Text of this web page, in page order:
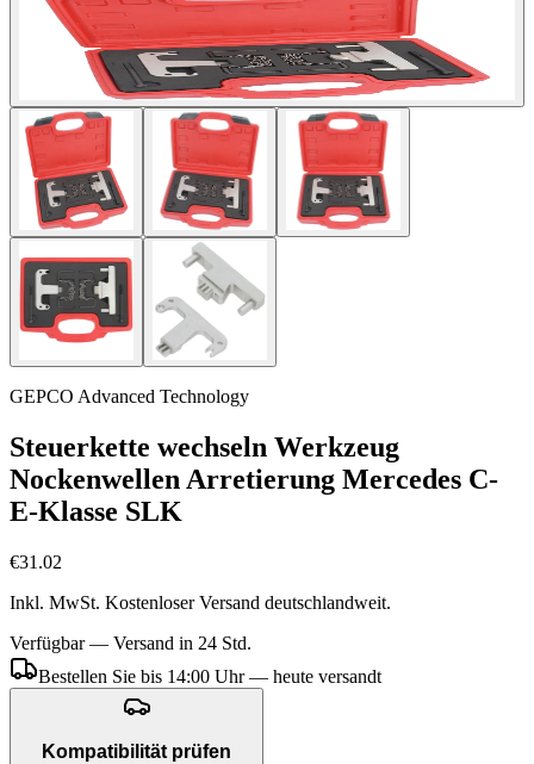
GEPCO Advanced Technology
Steuerkette wechseln Werkzeug
Nockenwellen Arretierung Mercedes C-
E-Klasse SLK
€31.02
Inkl. MwSt. Kostenloser Versand deutschlandweit.
Verfügbar — Versand in 24 Std.
Bestellen Sie bis 14:00 Uhr — heute versandt
Kompatibilität prüfen